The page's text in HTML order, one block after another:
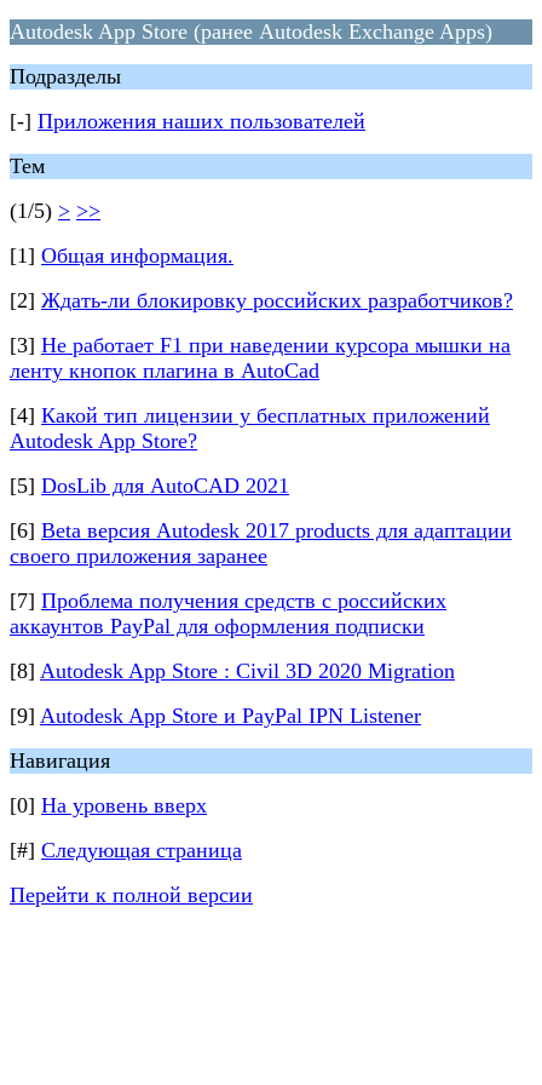
Autodesk App Store (ранее Autodesk Exchange Apps)
Подразделы
[-] Приложения наших пользователей
Тем
(1/5) > >>
[1] Общая информация.
[2] Ждать-ли блокировку российских разработчиков?
[3] Не работает F1 при наведении курсора мышки на
ленту кнопок плагина в AutoCad
[4] Какой тип лицензии у бесплатных приложений
Autodesk App Store?
[5] DosLib для AutoCAD 2021
[6] Beta версия Autodesk 2017 products для адаптации
своего приложения заранее
[7] Проблема получения средств с российских
аккаунтов PayPal для оформления подписки
[8] Autodesk App Store : Civil 3D 2020 Migration
[9] Autodesk App Store и PayPal IPN Listener
Навигация
[0] На уровень вверх
[#] Следующая страница
Перейти к полной версии